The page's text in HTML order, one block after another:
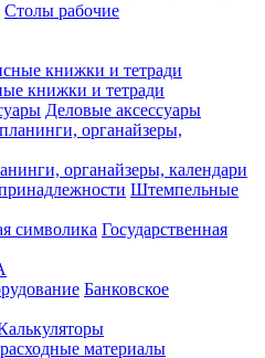
Столы рабочие
книжки и тетради
Деловые аксессуары
органайзеры, календари
Штемпельные
Государственная
Банковское